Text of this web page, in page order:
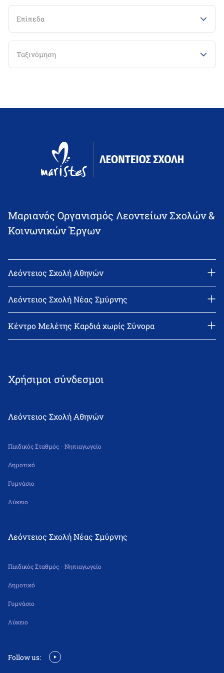
Επίπεδα
Ταξινόμηση
Μαριανός Οργανισμός Λεοντείων Σχολών &
Κοινωνικών Έργων
Λεόντειος Σχολή Αθηνών
email: l_leonin@leonteiosedu.gr
Λεόντειος Σχολή Νέας Σμύρνης
email: info@leonteiosns.gr
Κέντρο Μελέτης Καρδιά χωρίς Σύνορα
Χρήσιμοι σύνδεσμοι
Λεόντειος Σχολή Αθηνών
Παιδικός Σταθμός - Νηπιαγωγείο
Δημοτικό
Γυμνάσιο
Λύκειο
Λεόντειος Σχολή Νέας Σμύρνης
Παιδικός Σταθμός - Νηπιαγωγείο
Δημοτικό
Γυμνάσιο
Λύκειο
Follow us: